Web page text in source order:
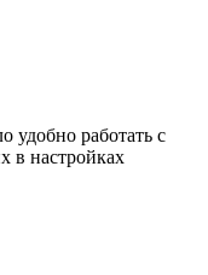
удобно работать с
в настройках